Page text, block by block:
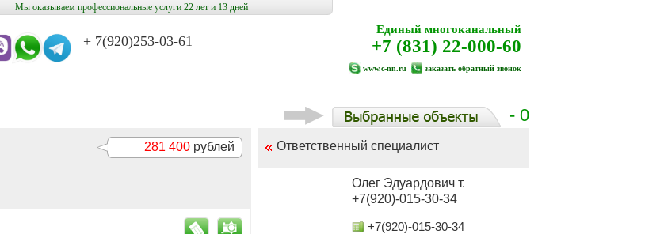
Мы оказываем профессиональные услуги 22 лет и 13 дней
+ 7(920)253-03-61
Единый многоканальный
+7 (831) 22-000-60
www.c-nn.ru заказать обратный звонок
- 0
281 400рублей Ответственный специалист
Олег Эдуардович т.
+7(920)-015-30-34
+7(920)-015-30-34